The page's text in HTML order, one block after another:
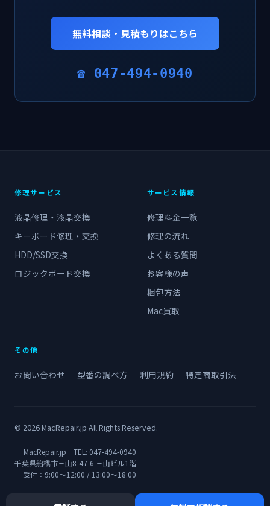
無料相談・見積もりはこちら
☎ 047-494-0940
修理サービス
液晶修理・液晶交換
キーボード修理・交換
HDD/SSD交換
ロジックボード交換
サービス情報
修理料金一覧
修理の流れ
よくある質問
お客様の声
梱包方法
Mac買取
その他
お問い合わせ 型番の調べ方 利用規約 特定商取引法
© 2026 MacRepair.jp All Rights Reserved.
MacRepair.jp TEL: 047-494-0940
千葉県船橋市三山8-47-6 三山ビル1階
受付：9:00〜12:00 / 13:00〜18:00